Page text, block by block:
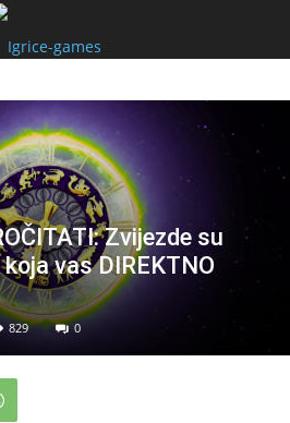
Zvijezde su
vas DIREKTNO
829 0